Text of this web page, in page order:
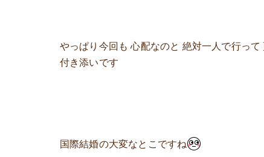
やっぱり今回も 心配なのと 絶対一人で行っ
付き添いです
国際結婚の大変なとこですね